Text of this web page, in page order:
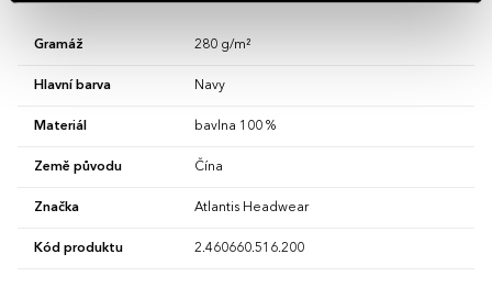
Gramáž 280 g/m²
Hlavní barva Navy
Materiál bavlna 100 %
Země původu Čína
Značka Atlantis Headwear
Kód produktu 2.460660.516.200